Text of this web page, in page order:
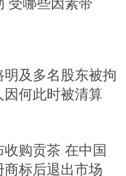
明及多名股东被拘
因何此时被清算
收购贡茶 在中国
标后退出市场